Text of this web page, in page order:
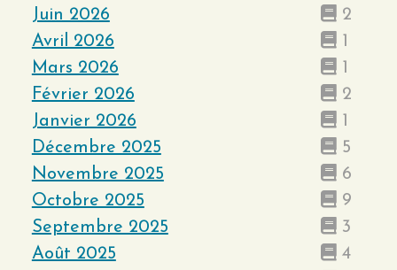
Juin 2026
2
Avril 2026
1
Mars 2026
1
Février 2026
2
Janvier 2026
1
Décembre 2025
5
Novembre 2025
6
Octobre 2025
9
Septembre 2025
3
Août 2025
4